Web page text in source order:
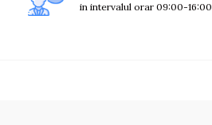
in intervalul orar 09:00-16:00